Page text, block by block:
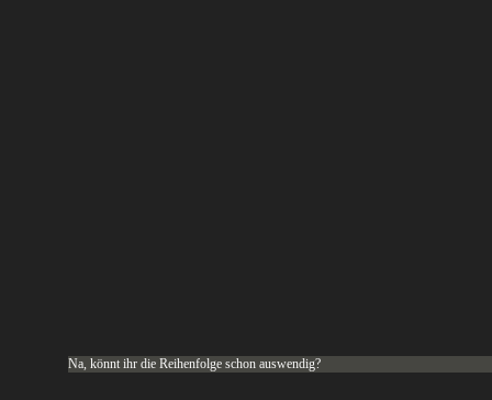
Na, könnt ihr die Reihenfolge schon auswendig?